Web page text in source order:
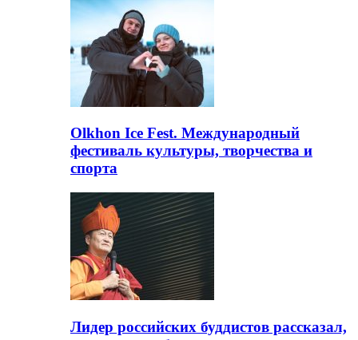
Olkhon Ice Fest. Международный
фестиваль культуры, творчества и
спорта
Лидер российских буддистов рассказал,